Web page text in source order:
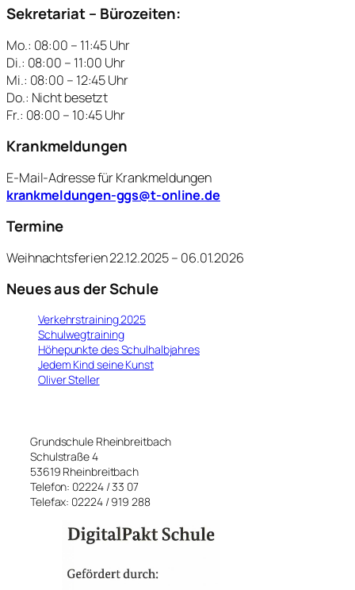
e
k
s
t
a
n
i
0
5
Sekretariat – Bürozeiten:
Mo.: 08:00 – 11:45 Uhr
Di.: 08:00 – 11:00 Uhr
Mi.: 08:00 – 12:45 Uhr
Do.: Nicht besetzt
Fr.: 08:00 – 10:45 Uhr
Krankmeldungen
E-Mail-Adresse für Krankmeldungen
krankmeldungen-ggs@t-online.de
Termine
Weihnachtsferien 22.12.2025 – 06.01.2026
Neues aus der Schule
Verkehrstraining 2025
Schulwegtraining
Höhepunkte des Schulhalbjahres
Jedem Kind seine Kunst
Oliver Steller
Grundschule Rheinbreitbach
Schulstraße 4
53619 Rheinbreitbach
Telefon: 02224 / 33 07
Telefax: 02224 / 919 288